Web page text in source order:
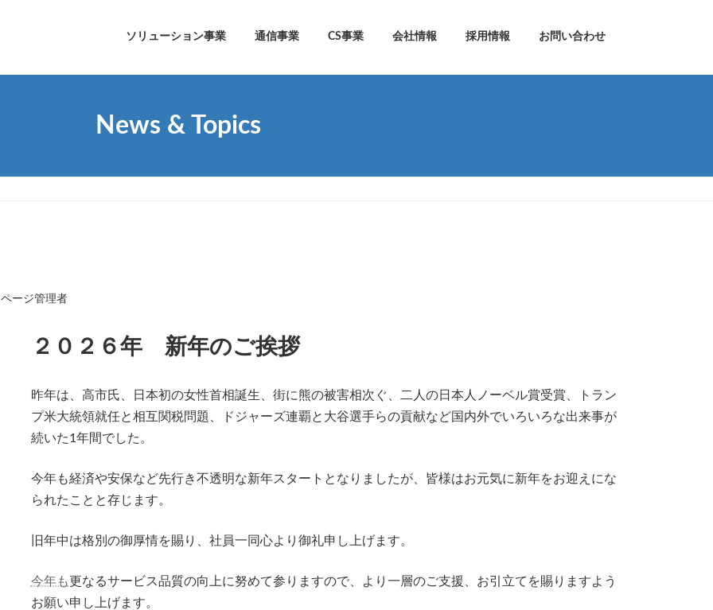
ソリューション事業 通信事業 CS事業 会社情報 採用情報 お問い合わせ
News & Topics
ージ管理者
２０２６年 新年のご挨拶
昨年は、高市氏、日本初の女性首相誕生、街に熊の被害相次ぐ、二人の日本人ノーベル賞受賞、トラン
プ米大統領就任と相互関税問題、ドジャーズ連覇と大谷選手らの貢献など国内外でいろいろな出来事が
続いた1年間でした。
今年も経済や安保など先行き不透明な新年スタートとなりましたが、皆様はお元気に新年をお迎えにな
られたことと存じます。
旧年中は格別の御厚情を賜り、社員一同心より御礼申し上げます。
今年も 更なるサービス品質の向上に努めて参りますので、より一層のご支援、お引立てを賜りますよう
お願い申し上げます。